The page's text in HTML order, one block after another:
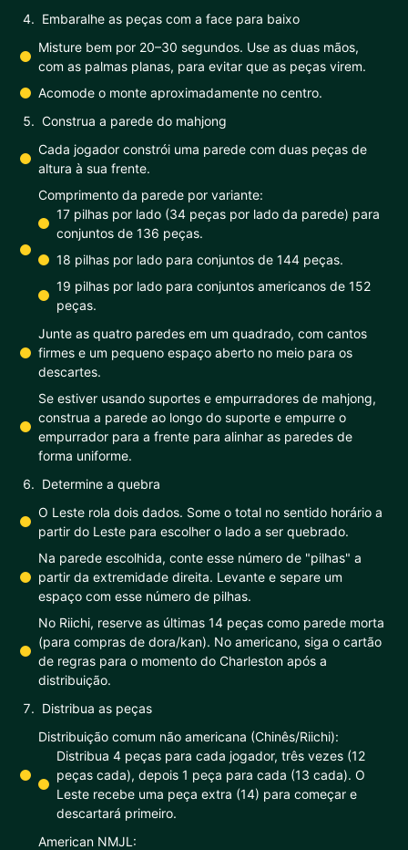
Embaralhe as peças com a face para baixo
Misture bem por 20–30 segundos. Use as duas mãos,
com as palmas planas, para evitar que as peças virem.
Acomode o monte aproximadamente no centro.
Construa a parede do mahjong
Cada jogador constrói uma parede com duas peças de
altura à sua frente.
Comprimento da parede por variante:
17 pilhas por lado (34 peças por lado da parede) para
conjuntos de 136 peças.
18 pilhas por lado para conjuntos de 144 peças.
19 pilhas por lado para conjuntos americanos de 152
peças.
Junte as quatro paredes em um quadrado, com cantos
firmes e um pequeno espaço aberto no meio para os
descartes.
Se estiver usando suportes e empurradores de mahjong,
construa a parede ao longo do suporte e empurre o
empurrador para a frente para alinhar as paredes de
forma uniforme.
Determine a quebra
O Leste rola dois dados. Some o total no sentido horário a
partir do Leste para escolher o lado a ser quebrado.
Na parede escolhida, conte esse número de "pilhas" a
partir da extremidade direita. Levante e separe um
espaço com esse número de pilhas.
No Riichi, reserve as últimas 14 peças como parede morta
(para compras de dora/kan). No americano, siga o cartão
de regras para o momento do Charleston após a
distribuição.
Distribua as peças
Distribuição comum não americana (Chinês/Riichi):
Distribua 4 peças para cada jogador, três vezes (12
peças cada), depois 1 peça para cada (13 cada). O
Leste recebe uma peça extra (14) para começar e
descartará primeiro.
American NMJL: